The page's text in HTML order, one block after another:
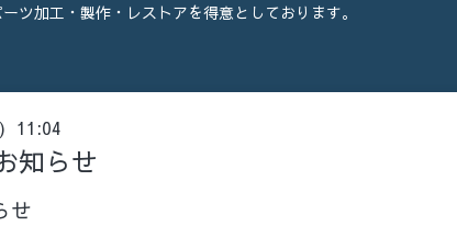
ツ加工・製作・レストアを得意としております。
11:04
知らせ
せ